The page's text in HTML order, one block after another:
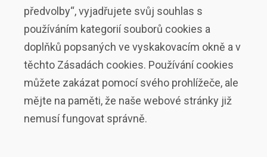
předvolby“, vyjadřujete svůj souhlas s
používáním kategorií souborů cookies a
doplňků popsaných ve vyskakovacím okně a v
těchto Zásadách cookies. Používání cookies
můžete zakázat pomocí svého prohlížeče, ale
mějte na paměti, že naše webové stránky již
nemusí fungovat správně.